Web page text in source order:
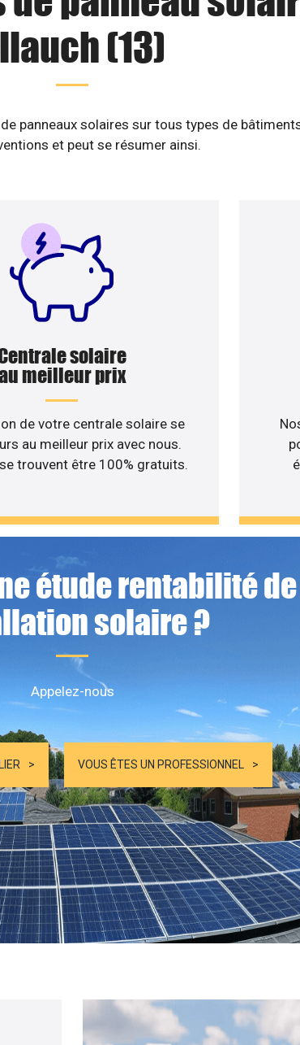
(13)
panneaux solaires sur tous types de
et peut se résumer ainsi.
solaire
meilleur prix
de votre centrale solaire se
au meilleur prix avec nous.
trouvent être 100% gratuits.
étude rentabilité
solaire ?
Appelez-nous
VOUS ÊTES UN PROFESSIONNEL